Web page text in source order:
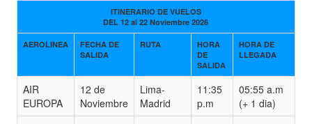
ITINERARIO DE VUELOS
DEL 12 al 22 Noviembre 2026
AEROLINEA
FECHA DE
SALIDA
RUTA
HORA
DE
SALIDA
HORA DE
LLEGADA
AIR
EUROPA
12 de
Noviembre
Lima-
Madrid
11:35
p.m
05:55 a.m
(+ 1 dia)